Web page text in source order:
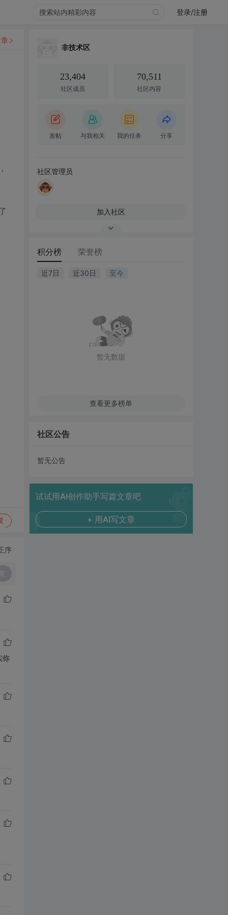
登录/注册
序
你
非技术区
23,404
社区成员
70,511
社区内容
发帖 与我相关 我的任务 分享
社区管理员
加入社区
积分榜 荣誉榜
近7日 近30日 至今
暂无数据
查看更多榜单
社区公告
暂无公告
试试用AI创作助手写篇文章吧
+ 用AI写文章